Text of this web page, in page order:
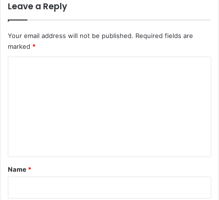
Leave a Reply
Your email address will not be published. Required fields are
marked *
*
Name *